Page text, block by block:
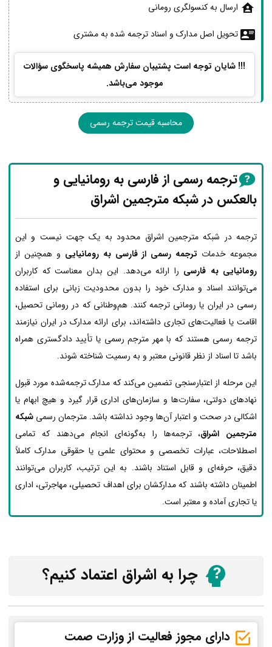
ارسال به کنسولگری رومانی
تحویل اصل مدارک و اسناد ترجمه شده به مشتری
!!! شایان توجه است پشتیبان سفارش همیشه پاسخگوی سؤالات
موجود می‌باشد.
محاسبه قیمت ترجمه رسمی
ترجمه رسمی از فارسی به رومانیایی و
بالعکس در شبکه مترجمین اشراق
ترجمه در شبکه مترجمین اشراق محدود به یک جهت نیست و این
مجموعه خدمات ترجمه رسمی از فارسی به رومانیایی و همچنین از
رومانیایی به فارسی را ارائه می‌دهد. این بدان معناست که کاربران
می‌توانند اسناد و مدارک خود را بدون محدودیت زبانی برای استفاده
رسمی در ایران یا رومانی ترجمه کنند. هم‌وطنانی که در رومانی تحصیل،
اقامت یا فعالیت‌های تجاری داشته‌اند، برای ارائه مدارک در ایران نیازمند
ترجمه رسمی هستند که با مهر مترجم رسمی یا تأیید دادگستری همراه
باشد تا اسناد از نظر قانونی معتبر و به رسمیت شناخته شوند.
این مرحله از اعتبارسنجی تضمین می‌کند که مدارک ترجمه‌شده مورد قبول
نهادهای دولتی، سفارت‌ها و سازمان‌های اداری قرار گیرد و هیچ ابهام یا
اشکالی در صحت و اعتبار آن‌ها وجود نداشته باشد. مترجمان رسمی شبکه
مترجمین اشراق، ترجمه‌ها را به‌گونه‌ای انجام می‌دهند که تمامی
اصطلاحات، عبارات تخصصی و محتوای علمی یا حقوقی مدارک کاملاً
دقیق، حرفه‌ای و قابل استناد باشند. به این ترتیب، کاربران می‌توانند
اطمینان داشته باشند که مدارکشان برای اهداف تحصیلی، مهاجرتی، اداری
یا تجاری آماده و معتبر است.
چرا به اشراق اعتماد کنیم؟
دارای مجوز فعالیت از وزارت صمت